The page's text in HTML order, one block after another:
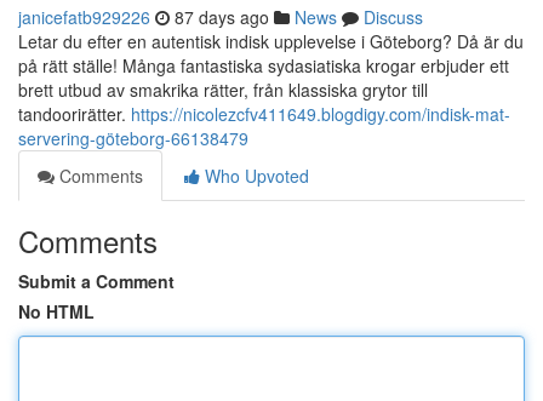
janicefatb929226 87 days ago News
Discuss
Letar du efter en autentisk indisk upplevelse i Göteborg? Då är du
på rätt ställe! Många fantastiska sydasiatiska krogar erbjuder ett
brett utbud av smakrika rätter, från klassiska grytor till
tandoorirätter. https://nicolezcfv411649.blogdigy.com/indisk-mat-
servering-göteborg-66138479
Comments
Who Upvoted
Comments
Submit a Comment
No HTML